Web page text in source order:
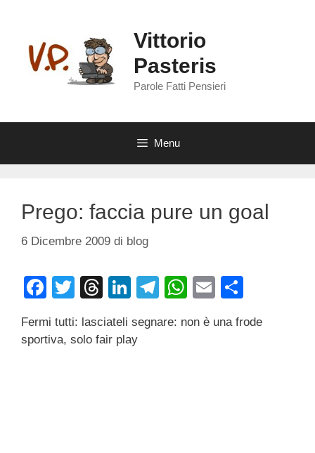
contenuto
Vittorio
Pasteris
Parole Fatti Pensieri
Menu
Prego: faccia pure un goal
6 Dicembre 2009 di blog
F
c
T
tt
T
e
Li
k
e
T
e
W
at
E
ail n
Fermi tutti: lasciateli segnare: non è una frode
sportiva, solo fair play